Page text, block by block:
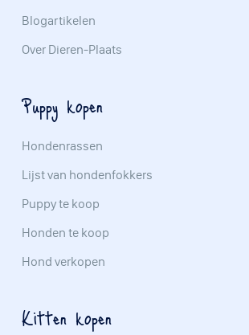
Blogartikelen
Over Dieren-Plaats
Puppy kopen
Hondenrassen
Lijst van hondenfokkers
Puppy te koop
Honden te koop
Hond verkopen
Kitten kopen